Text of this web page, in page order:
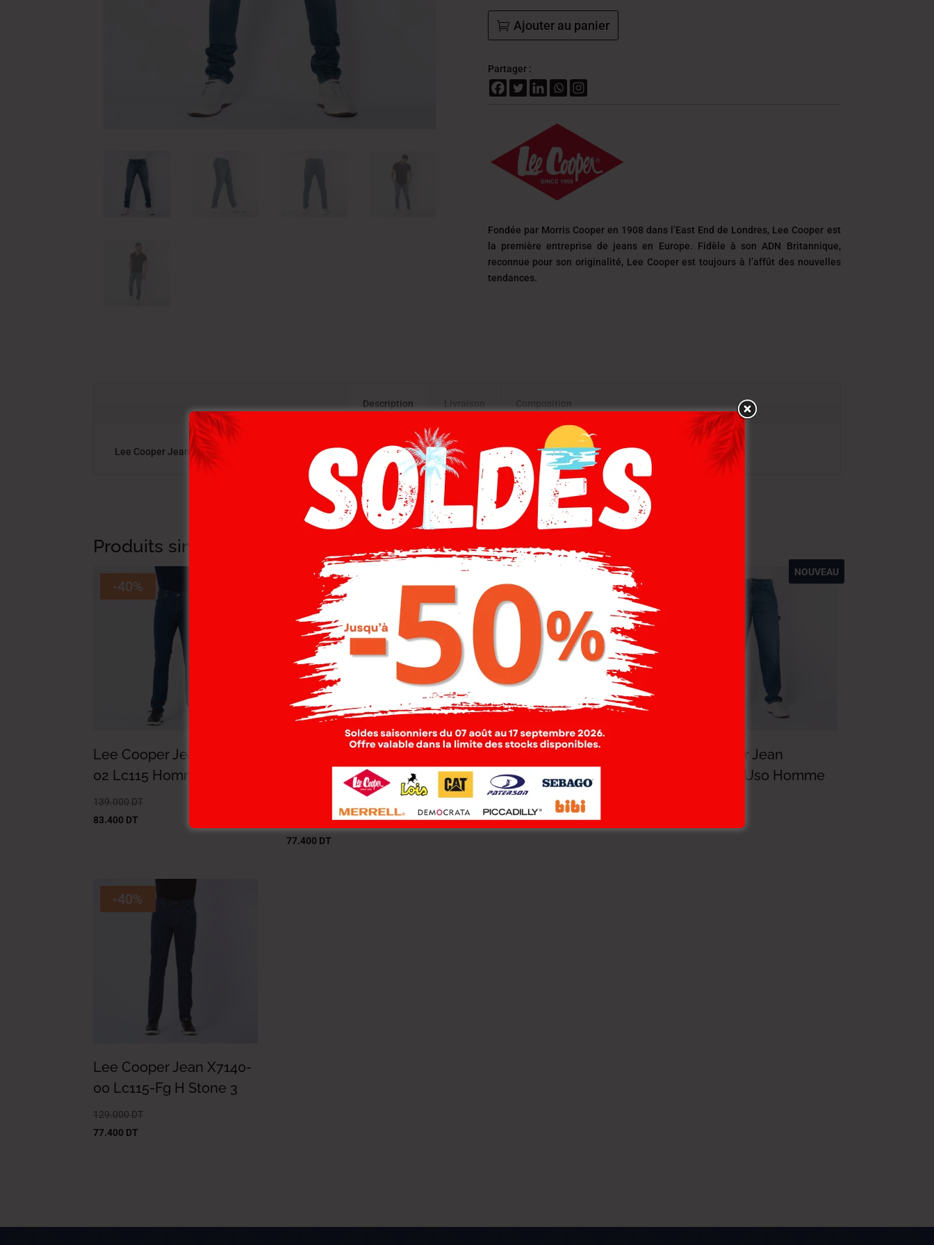
Ajouter au panier
Partager :
Fondée par Morris Cooper en 1908 dans l’East End de Londres, Lee Cooper est
la première entreprise de jeans en Europe. Fidèle à son ADN Britannique,
reconnue pour son originalité, Lee Cooper est toujours à l’affût des nouvelles
tendances.
Description Livraison Composition
Lee Cooper Jean ONORTB-02 LC115 HOM SS 3,Jean bleu straight
Produits similaires
-40%
Lee Cooper Jean Flamig-
02 Lc115 Homme Cs
139.000 DT
83.400 DT
-40%
Maingu-00 Lc115
Homme Stone 3
DT
77.400 DT
-30%
Lee Cooper Jean Moira-
31 Ody Homme Ss
97.300DT
NOUVEAU
Lee Cooper Jean
S59140-22 Uso Homme
-40%
Lee Cooper Jean X7140-
00 Lc115-Fg H Stone 3
129.000 DT
77.400 DT